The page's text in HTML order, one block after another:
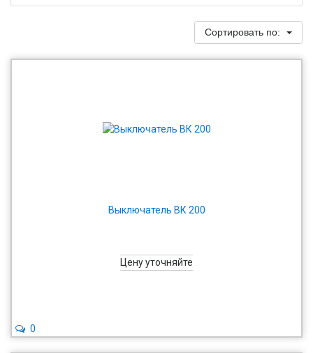
Сортировать по:
Выключатель ВК 200
Цену уточняйте
0